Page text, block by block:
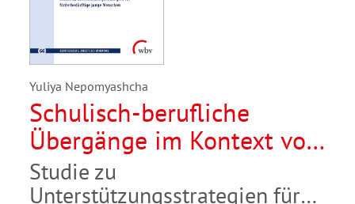
Yuliya Nepomyashcha
Schulisch-berufliche
Übergänge im Kontext von
Inklusion
Studie zu
Unterstützungsstrategien für